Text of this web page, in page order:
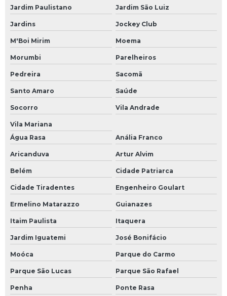
Jardim Paulistano Jardim São Luiz
Jardins Jockey Club
M'Boi Mirim Moema
Morumbi Parelheiros
Pedreira Sacomã
Santo Amaro Saúde
Socorro Vila Andrade
Vila Mariana
Água Rasa
Anália Franco
Aricanduva Artur Alvim
Belém Cidade Patriarca
Cidade Tiradentes Engenheiro Goulart
Ermelino Matarazzo Guianazes
Itaim Paulista Itaquera
Jardim Iguatemi José Bonifácio
Moóca Parque do Carmo
Parque São Lucas Parque São Rafael
Penha Ponte Rasa